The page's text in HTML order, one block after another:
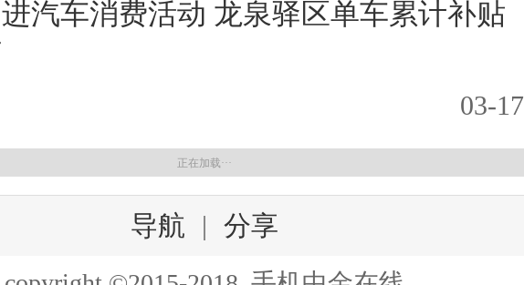
汽车消费活动 龙泉驿区单车累计补贴
03-17
正在加载···
导航 | 分享